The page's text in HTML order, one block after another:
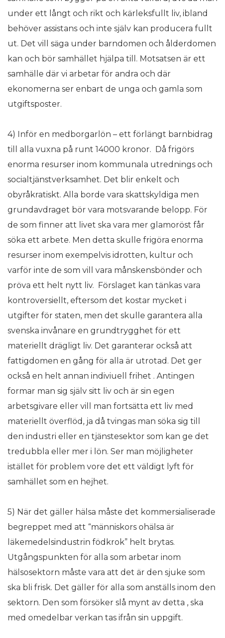
under ett långt och rikt och kärleksfullt liv, ibland
behöver assistans och inte själv kan producera fullt
ut. Det vill säga under barndomen och ålderdomen
kan och bör samhället hjälpa till. Motsatsen är ett
samhälle där vi arbetar för andra och där
ekonomerna ser enbart de unga och gamla som
utgiftsposter.
4) Inför en medborgarlön – ett förlängt barnbidrag
till alla vuxna på runt 14000 kronor. Då frigörs
enorma resurser inom kommunala utrednings och
socialtjänstverksamhet. Det blir enkelt och
obyråkratiskt. Alla borde vara skattskyldiga men
grundavdraget bör vara motsvarande belopp. För
de som finner att livet ska vara mer glamoröst får
söka ett arbete. Men detta skulle frigöra enorma
resurser inom exempelvis idrotten, kultur och
varför inte de som vill vara månskensbönder och
pröva ett helt nytt liv. Förslaget kan tänkas vara
kontroversiellt, eftersom det kostar mycket i
utgifter för staten, men det skulle garantera alla
svenska invånare en grundtrygghet för ett
materiellt drägligt liv. Det garanterar också att
fattigdomen en gång för alla är utrotad. Det ger
också en helt annan indiviuell frihet . Antingen
formar man sig själv sitt liv och är sin egen
arbetsgivare eller vill man fortsätta ett liv med
materiellt överflöd, ja då tvingas man söka sig till
den industri eller en tjänstesektor som kan ge det
tredubbla eller mer i lön. Ser man möjligheter
istället för problem vore det ett väldigt lyft för
samhället som en hejhet.
5) När det gäller hälsa måste det kommersialiserade
begreppet med att “människors ohälsa är
läkemedelsindustrin födkrok” helt brytas.
Utgångspunkten för alla som arbetar inom
hälsosektorn måste vara att det är den sjuke som
ska bli frisk. Det gäller för alla som anställs inom den
sektorn. Den som försöker slå mynt av detta , ska
med omedelbar verkan tas ifrån sin uppgift.